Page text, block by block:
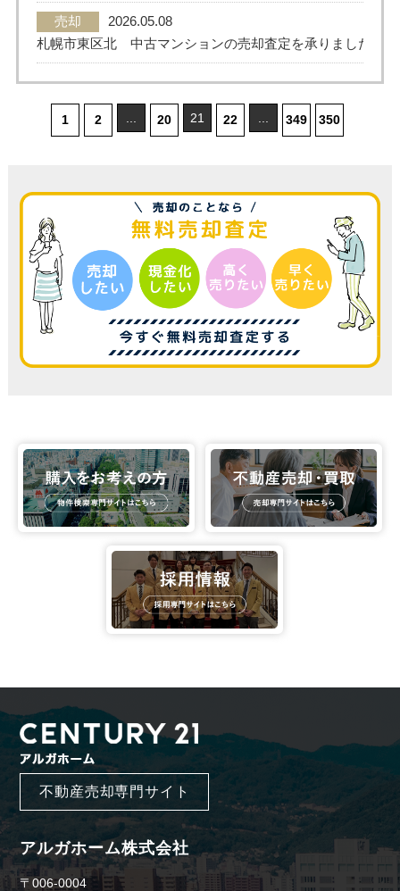
売却
2026.05.08
札幌市東区北 中古マンションの売却査定を承りました。
1 2 ... 20 21 22 ... 349 350
不動産売却専門サイト
アルガホーム株式会社
〒006-0004